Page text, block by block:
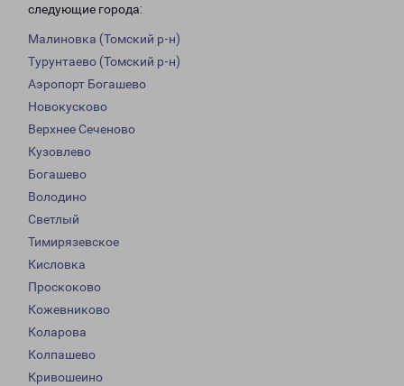
следующие города:
Малиновка (Томский р-н)
Турунтаево (Томский р-н)
Аэропорт Богашево
Новокусково
Верхнее Сеченово
Кузовлево
Богашево
Володино
Светлый
Тимирязевское
Кисловка
Проскоково
Кожевниково
Коларова
Колпашево
Кривошеино